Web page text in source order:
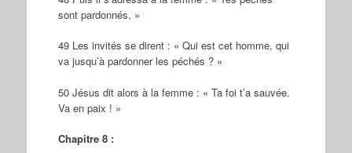
sont pardonnés. »
49 Les invités se dirent : « Qui est cet homme, qui
va jusqu’à pardonner les péchés ? »
50 Jésus dit alors à la femme : « Ta foi t’a sauvée.
Va en paix ! »
Chapitre 8 :